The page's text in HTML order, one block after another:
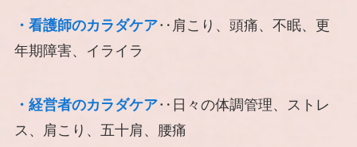
・看護師のカラダケア‥肩こり、頭痛、不眠、更
年期障害、イライラ
・経営者のカラダケア‥日々の体調管理、ストレ
ス、肩こり、五十肩、腰痛